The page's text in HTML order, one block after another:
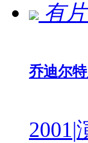
有
乔迪尔
2001|